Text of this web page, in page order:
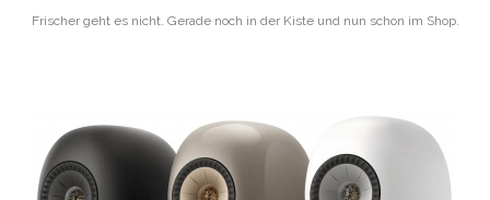
Frischer geht es nicht. Gerade noch in der Kiste und nun schon im Shop.